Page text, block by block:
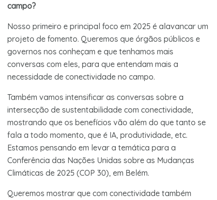
campo?
Nosso primeiro e principal foco em 2025 é alavancar um
projeto de fomento. Queremos que órgãos públicos e
governos nos conheçam e que tenhamos mais
conversas com eles, para que entendam mais a
necessidade de conectividade no campo.
Também vamos intensificar as conversas sobre a
intersecção de sustentabilidade com conectividade,
mostrando que os benefícios vão além do que tanto se
fala a todo momento, que é IA, produtividade, etc.
Estamos pensando em levar a temática para a
Conferência das Nações Unidas sobre as Mudanças
Climáticas de 2025 (COP 30), em Belém.
Queremos mostrar que com conectividade também